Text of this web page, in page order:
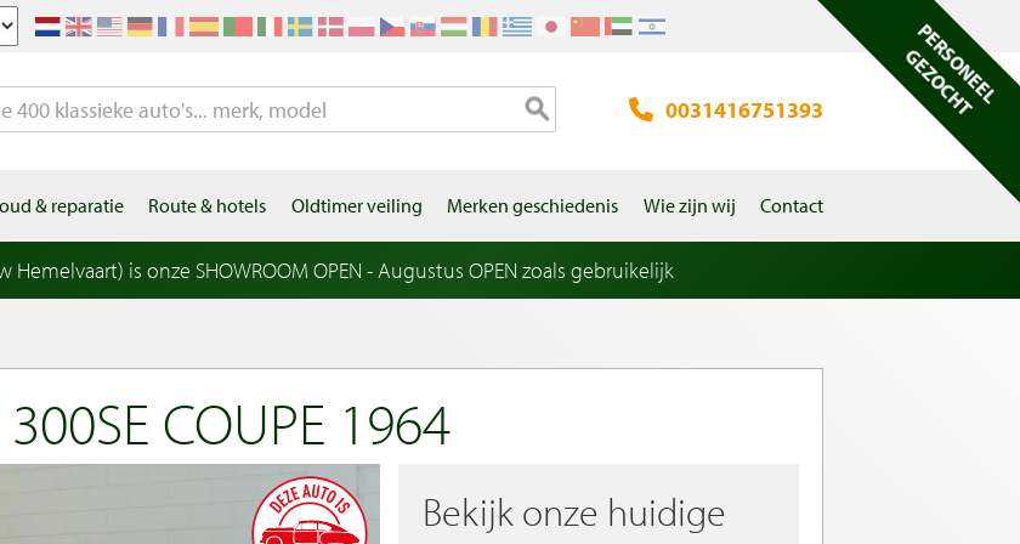
0031416751393
& reparatie Route & hotels Oldtimer veiling Merken geschiedenis Wie zijn wij Contact
is onze SHOWROOM OPEN - Augustus OPEN zoals gebruikelijk
COUPE 1964
Bekijk onze huidige
PERSONEEL
GEZOCHT